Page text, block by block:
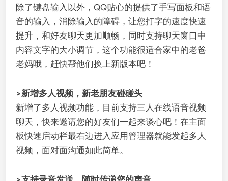
除了键盘输入以外，QQ贴心的提供了手写面板和语
音的输入，消除输入的障碍，让您打字的速度快速
提升，和好友聊天更加顺畅，同时支持聊天窗口中
内容文字的大小调节，这个功能很适合家中的老爸
老妈哦，赶快帮他们换上新版本吧！
>新增多人视频，新老朋友碰碰头
新增了多人视频功能，目前支持三人在线语音视频
聊天，快来邀请您的好友们一起来谈心吧！在主面
板快速启动栏最右边进入应用管理器就能发起多人
视频，面对面沟通如此简单。